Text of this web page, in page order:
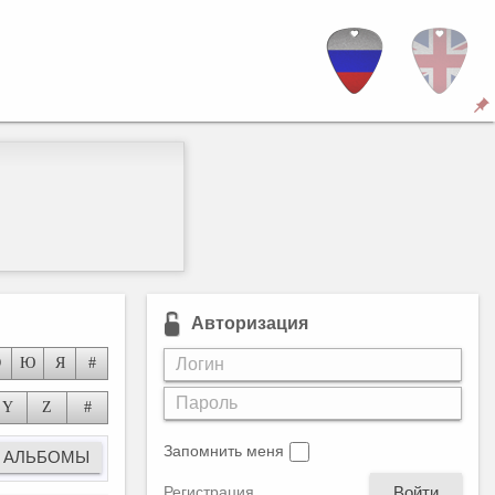
Ю Я #
Y Z #
Авторизация
Запомнить меня